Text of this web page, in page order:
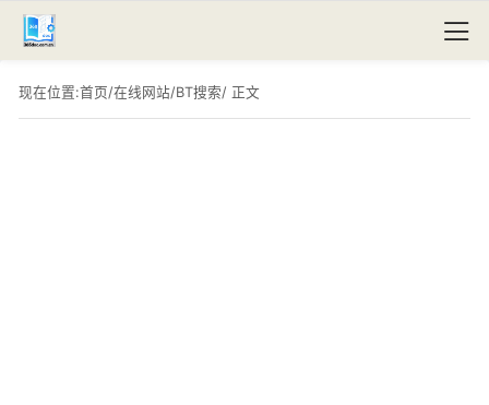
现在位置:首页/在线网站/BT搜索/ 正文